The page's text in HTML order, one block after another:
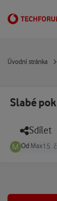
Úvodní stránka
Slabé
Sdílet
Od Max15.